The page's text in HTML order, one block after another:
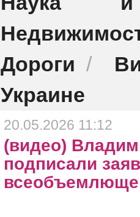
Дороги /
Украине
20.05.2026 11:12
(видео)
подписали